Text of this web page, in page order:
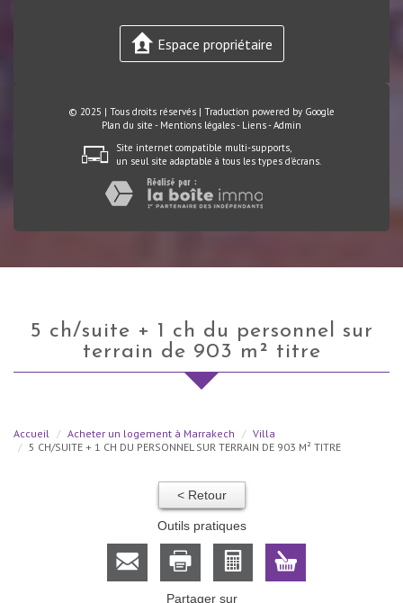
Espace propriétaire
© 2025 | Tous droits réservés | Traduction powered by Google
Plan du site - Mentions légales- Liens-Admin
Site internet compatible multi-supports,
un seul site adaptable à tous les types d'écrans.
5 ch/suite + 1 ch du personnel sur
terrain de 903 m² titre
Accueil Acheter un logement à Marrakech
Villa
5 CH/SUITE + 1 CH DU PERSONNEL SUR TERRAIN DE 903 M² TITRE
< Retour
Outils pratiques
Partager sur